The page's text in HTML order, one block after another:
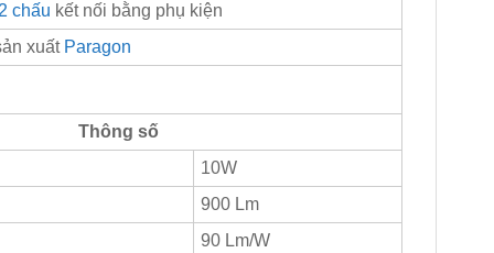
chấu kết nối bằng phụ kiện
xuất Paragon
Thông số
10W
900 Lm
90 Lm/W